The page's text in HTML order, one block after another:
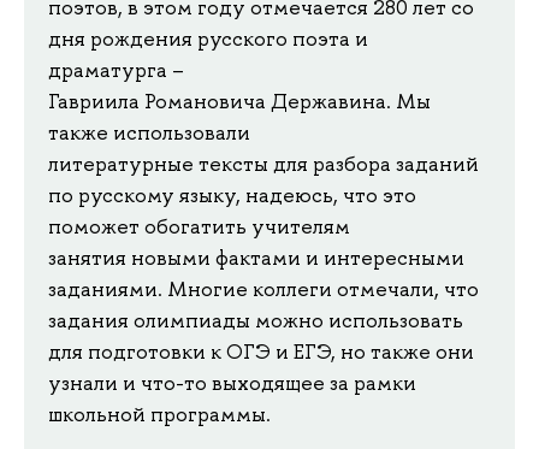
поэтов, в этом году отмечается 280 лет со
дня рождения русского поэта и
драматурга –
Гавриила Романовича Державина. Мы
также использовали
литературные тексты для разбора заданий
по русскому языку, надеюсь, что это
поможет обогатить учителям
занятия новыми фактами и интересными
заданиями. Многие коллеги отмечали, что
задания олимпиады можно использовать
для подготовки к ОГЭ и ЕГЭ, но также они
узнали и что-то выходящее за рамки
школьной программы.